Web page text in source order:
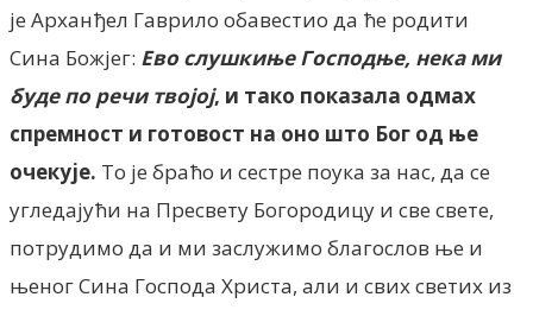
је Арханђел Гаврило обавестио да ће родити
Сина Божјег: Ево слушкиње Господње, нека ми
буде по речи твојој, и тако показала одмах
спремност и готовост на оно што Бог од ње
очекује. То је браћо и сестре поука за нас, да се
угледајући на Пресвету Богородицу и све свете,
потрудимо да и ми заслужимо благослов ње и
њеног Сина Господа Христа, али и свих светих из